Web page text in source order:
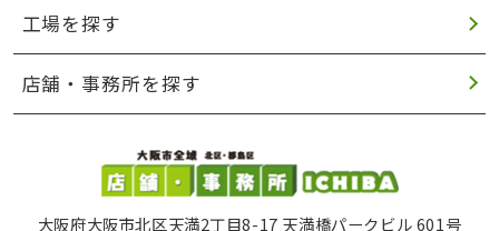
工場を探す
店舗・事務所を探す
大阪府大阪市北区天満2丁目8-17 天満橋パークビル 601号